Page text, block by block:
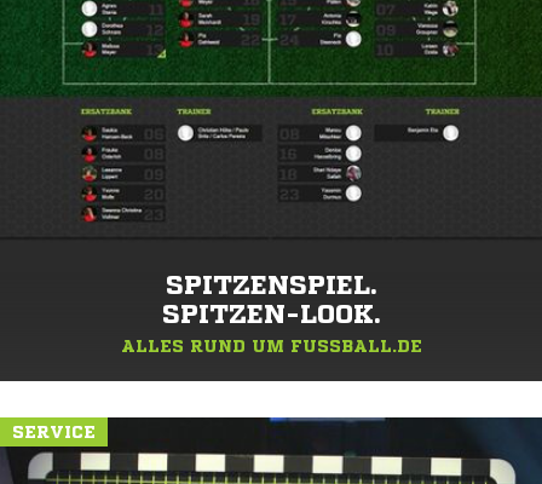
SPITZENSPIEL.
SPITZEN-LOOK.
ALLES RUND UM FUSSBALL.DE
SERVICE